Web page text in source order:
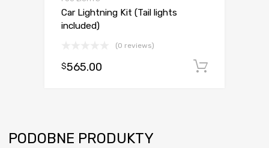
Car Lightning Kit (Tail lights
included)
(0 reviews)
$565.00
PODOBNE PRODUKTY